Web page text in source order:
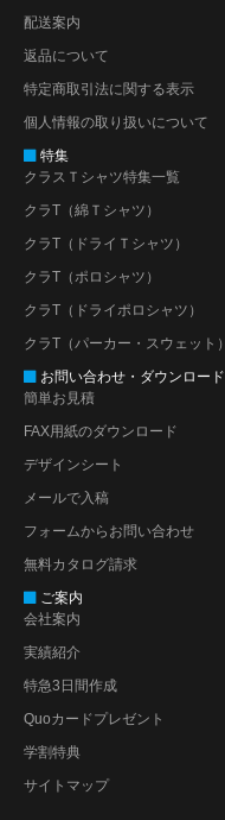
配送案内
返品について
特定商取引法に関する表示
個人情報の取り扱いについて
特集
クラスＴシャツ特集一覧
クラT（綿Ｔシャツ）
クラT（ドライＴシャツ）
クラT（ポロシャツ）
クラT（ドライポロシャツ）
クラT（パーカー・スウェット）
お問い合わせ・ダウンロード
簡単お見積
FAX用紙のダウンロード
デザインシート
メールで入稿
フォームからお問い合わせ
無料カタログ請求
ご案内
会社案内
実績紹介
特急3日間作成
Quoカードプレゼント
学割特典
サイトマップ